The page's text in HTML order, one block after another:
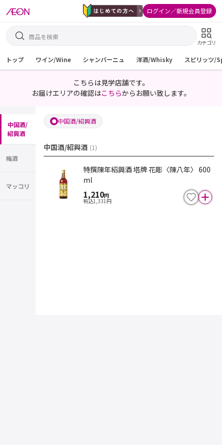
ログイン／新規会員登録
カテゴリ
トップ ワイン/Wine シャンパーニュ 洋酒/Whisky スピリッツ/
こちらは見学店舗です。
お届けエリアの確認はこちらからお願い致します。
中国酒/
紹興酒
梅酒
マッコリ
中国酒/紹興酒
中国酒/紹興酒 (1)
特撰陳年紹興酒 塔牌 花彫〈陳八年〉 600
ml
1,210円
税込1,331円